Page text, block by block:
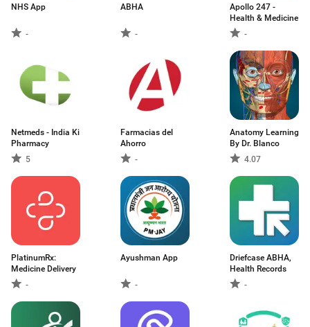
NHS App
-
ABHA
-
Apollo 247 -
Health & Medicine
-
Netmeds - India Ki
Pharmacy
5
Farmacias del
Ahorro
-
Anatomy Learning
By Dr. Blanco
4.07
PlatinumRx:
Medicine Delivery
-
Ayushman App
-
Driefcase ABHA,
Health Records
-